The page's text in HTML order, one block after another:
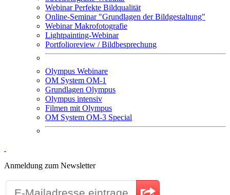
Webinar Perfekte Bildqualität
Online-Seminar "Grundlagen der Bildgestaltung"
Webinar Makrofotografie
Lightpainting-Webinar
Portfolioreview / Bildbesprechung
Olympus Webinare
OM System OM-1
Grundlagen Olympus
Olympus intensiv
Filmen mit Olympus
OM System OM-3 Special
Anmeldung zum Newsletter